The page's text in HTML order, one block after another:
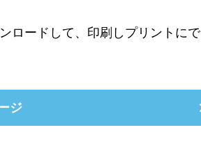
ロードして、印刷しプリントにで
ジ